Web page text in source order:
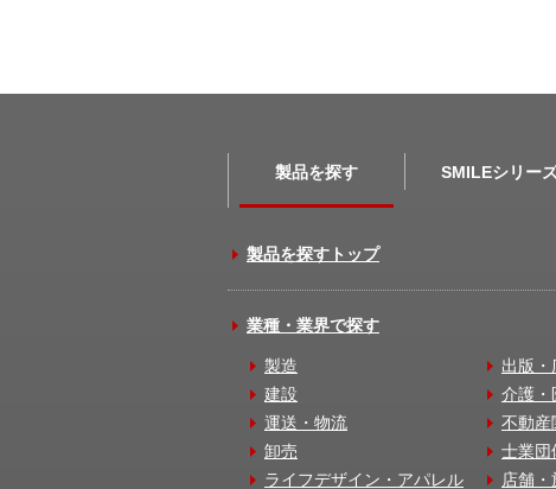
製品を探す SMILEシリー
製品を探すトップ
業種・業界で探す
製造
建設
運送・物流
卸売
ライフデザイン・アパレル
出版・
介護・
不動産
士業団
店舗・